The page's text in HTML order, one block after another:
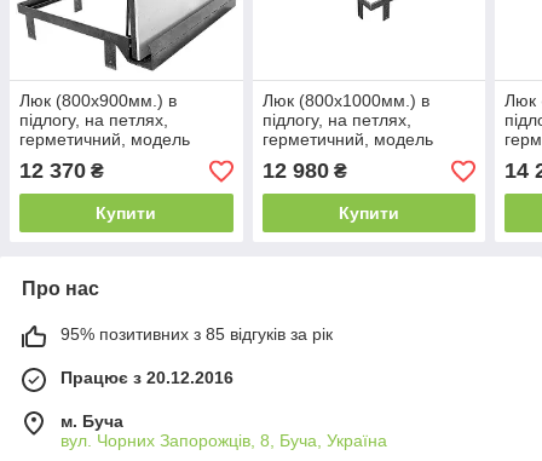
Люк (800х900мм.) в
підлогу, на петлях,
герметичний, модель
"APF-U"
12 370 ₴
Купити
Люк (800х1000мм.) в
підлогу, на петлях,
герметичний, модель
"APF-U"
12 980₴
Купити
Люк
14
Про нас
95% позитивних з 85 відгуків за рік
Працює з 20.12.2016
м. Буча
вул. Чорних Запорожців, 8, Буча, Україна